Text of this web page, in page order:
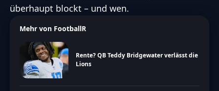
überhaupt blockt – und wen.
Mehr von FootballR
Rente? QB Teddy Bridgewater verlässt die
Lions